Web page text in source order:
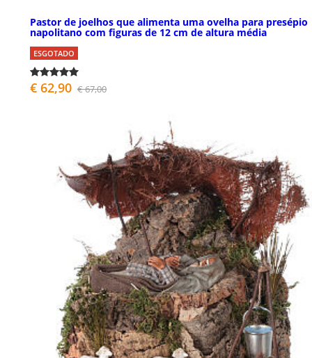
Pastor de joelhos que alimenta uma ovelha para presépio
napolitano com figuras de 12 cm de altura média
ESGOTADO
€ 62,90 € 67,00